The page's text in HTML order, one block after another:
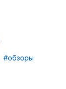
#обзоры